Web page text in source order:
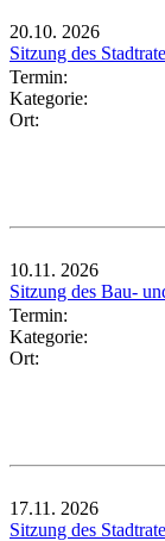
20.10. 2026
Sitzung des
Termin:
Kategorie:
Ort:
10.11. 2026
Sitzung des Bau-
Termin:
Kategorie:
Ort:
17.11. 2026
Sitzung des